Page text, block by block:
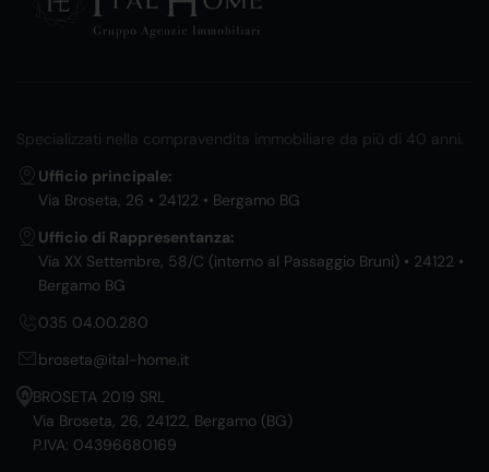
Specializzati nella compravendita immobiliare da più di 40 anni.
Ufficio principale:
Via Broseta, 26 • 24122 • Bergamo BG
Ufficio di Rappresentanza:
Via XX Settembre, 58/C (interno al Passaggio Bruni) • 24122 •
Bergamo BG
035 04.00.280
broseta@ital-home.it
BROSETA 2019 SRL
Via Broseta, 26, 24122, Bergamo (BG)
P.IVA: 04396680169